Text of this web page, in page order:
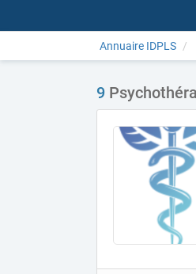
Annuaire IDPLS
9